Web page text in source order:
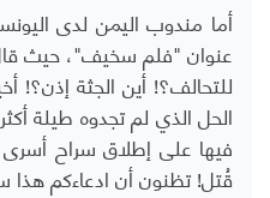
أما مندوب اليمن لدى
للتحالف؟! أين الجثة إذن؟!
الحل الذي لم تجدوه طيلة
فيها على إطلاق سراح
قُتل! تظنون أن ادعاءكم هذا